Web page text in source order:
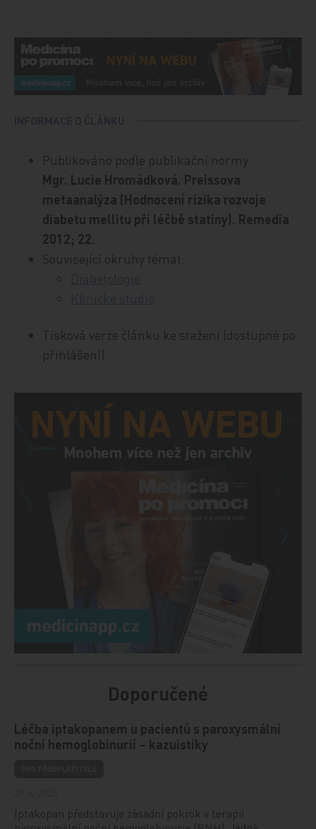
Publikováno podle publikační normy:
Mgr. Lucie Hromádková. Preissova
metaanalýza (Hodnocení rizika rozvoje
diabetu mellitu při léčbě statiny). Remedia
2012; 22.
Související okruhy témat:
Tisková verze článku ke stažení (dostupné po
přihlášení)
Doporučené
Léčba iptakopanem u pacientů s paroxysmální
noční hemoglobinurií – kazuistiky
Iptakopan představuje zásadní pokrok v terapii